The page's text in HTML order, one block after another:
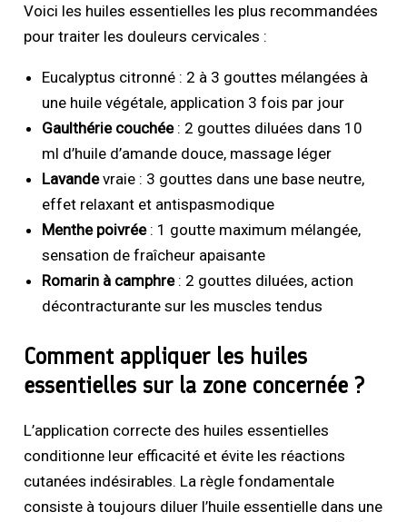
Voici les huiles essentielles les plus recommandées
pour traiter les douleurs cervicales :
Eucalyptus citronné : 2 à 3 gouttes mélangées à
une huile végétale, application 3 fois par jour
Gaulthérie couchée: 2 gouttes diluées dans 10
ml d’huile d’amande douce, massage léger
Lavandevraie : 3 gouttes dans une base neutre,
effet relaxant et antispasmodique
Menthe poivrée: 1 goutte maximum mélangée,
sensation de fraîcheur apaisante
Romarin à camphre: 2 gouttes diluées, action
décontracturante sur les muscles tendus
Comment appliquer les huiles
essentielles sur la zone concernée ?
L’application correcte des huiles essentielles
conditionne leur efficacité et évite les réactions
cutanées indésirables. La règle fondamentale
consiste à toujours diluer l’huile essentielle dans une